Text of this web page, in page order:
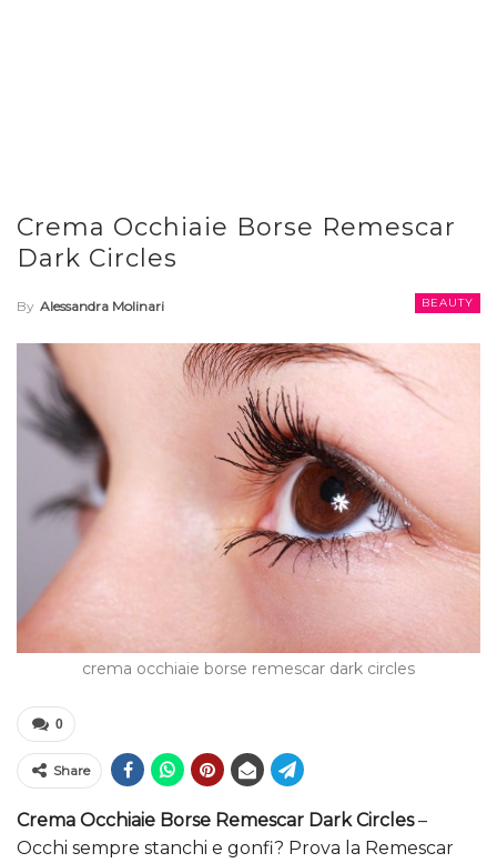
Crema Occhiaie Borse Remescar
Dark Circles
BEAUTY
By Alessandra Molinari
crema occhiaie borse remescar dark circles
0
Share
Crema Occhiaie Borse Remescar Dark Circles–
Occhi sempre stanchi e gonfi? Prova la Remescar